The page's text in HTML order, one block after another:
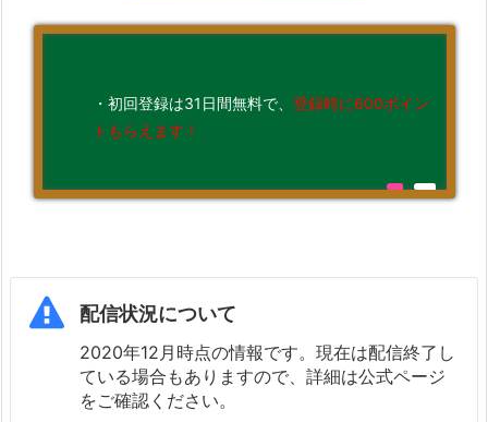
・初回登録は31日間無料で、 登録時に600ポイン
トもらえます！
配信状況について
2020年12月時点の情報です。現在は配信終了し
ている場合もありますので、詳細は公式ページ
をご確認ください。